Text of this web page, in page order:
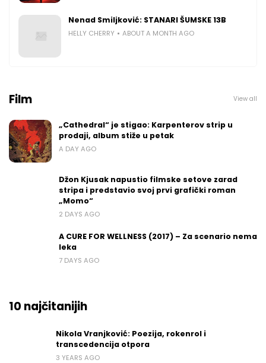
Nenad Smiljković: STANARI ŠUMSKE 13B
HELLY CHERRY ABOUT A MONTH AGO
Film View all
„Cathedral“ je stigao: Karpenterov strip u
prodaji, album stiže u petak
A DAY AGO
Džon Kjusak napustio filmske setove zarad
stripa i predstavio svoj prvi grafički roman
„Momo“
2 DAYS AGO
A CURE FOR WELLNESS (2017) – Za scenario nema
leka
7 DAYS AGO
10 najčitanijih
Nikola Vranjković: Poezija, rokenrol i
transcedencija otpora
3 YEARS AGO